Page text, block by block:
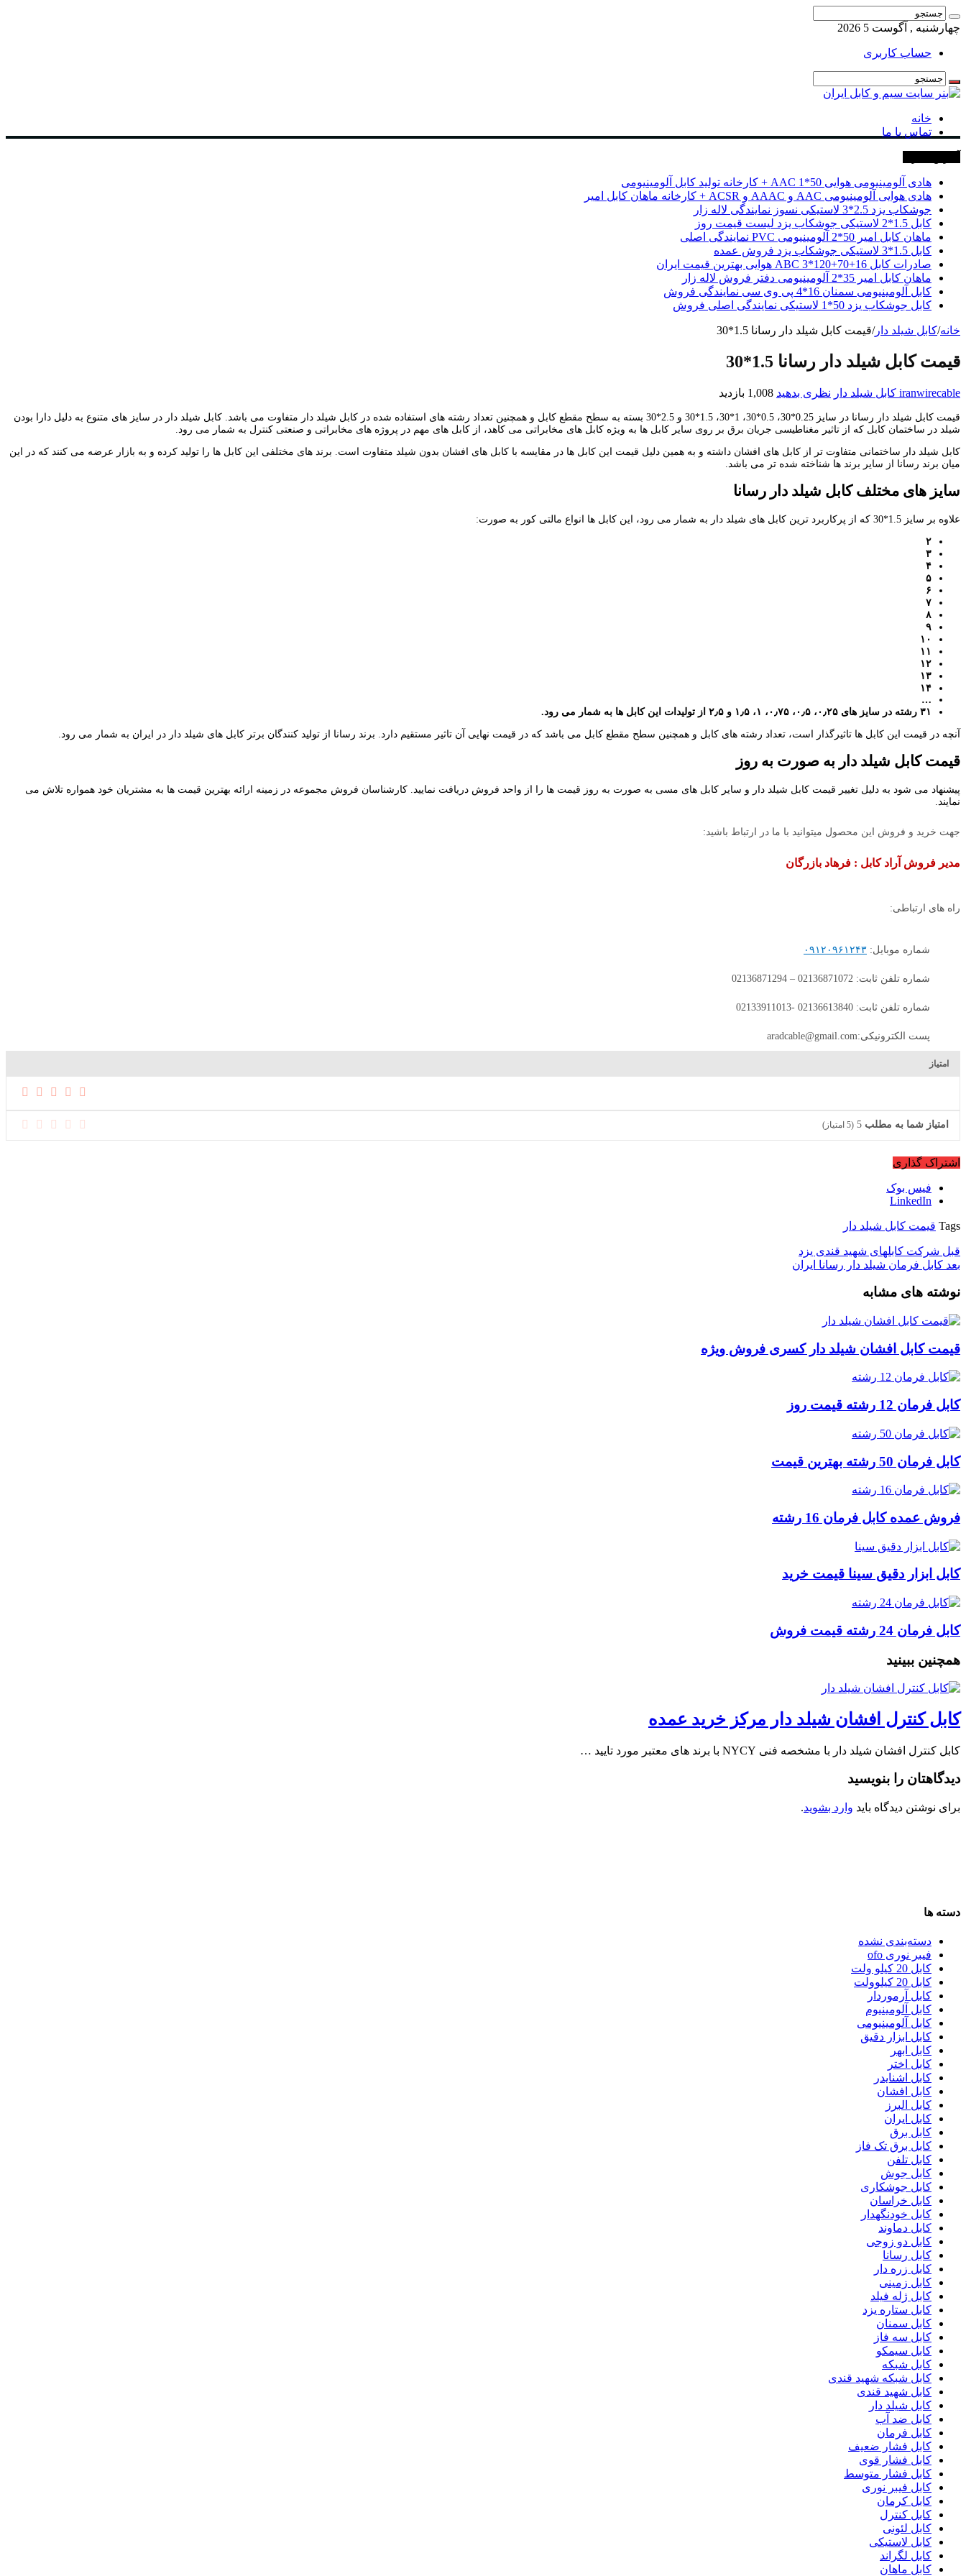
چهارشنبه , آگوست 5 2026
حساب کاربری
خانه
تماس با ما
هادی آلومینیومی هوایی 50*1 AAC + کارخانه تولید کابل آلومینیومی
هادی هوایی آلومینیومی AAC و AAAC و ACSR + کارخانه ماهان کابل امیر
جوشکاب یزد 2.5*3 لاستیکی نسوز نمایندگی لاله زار
کابل 1.5*2 لاستیکی جوشکاب یزد لیست قیمت روز
ماهان کابل امیر 50*2 آلومینیومی PVC نمایندگی اصلی
کابل 1.5*3 لاستیکی جوشکاب یزد فروش عمده
صادرات کابل 16+70+120*3 ABC هوایی بهترین قیمت ایران
ماهان کابل امیر 35*2 آلومینیومی دفتر فروش لاله زار
کابل آلومینیومی سمنان 16*4 پی وی سی نمایندگی فروش
کابل جوشکاب یزد 50*1 لاستیکی نمایندگی اصلی فروش
خانه/کابل شیلد دار/قیمت کابل شیلد دار رسانا 1.5*30
قیمت کابل شیلد دار رسانا 1.5*30
iranwirecable کابل شیلد دار نظری بدهید 1,008 بازدید
قیمت کابل شیلد دار رسانا در سایز 0.25*30، 0.5*30، 1*30، 1.5*30 و 2.5*30 بسته به سطح مقطع کابل و همچنین تعداد رشته های استفاده شده در کابل شیلد دار متفاوت می باشد. کابل شیلد دار در سایز های متنوع به دلیل دارا بودن
شیلد در ساختمان کابل که از تاثیر مغناطیسی جریان برق بر روی سایر کابل ها به ویژه کابل های مخابراتی می کاهد، از کابل های مهم در پروژه های مخابراتی و صنعتی کنترل به شمار می رود.
کابل شیلد دار ساختمانی متفاوت تر از کابل های افشان داشته و به همین دلیل قیمت این کابل ها در مقایسه با کابل های افشان بدون شیلد متفاوت است. برند های مختلفی این کابل ها را تولید کرده و به بازار عرضه می کنند که در این
میان برند رسانا از سایر برند ها شناخته شده تر می باشد.
سایز های مختلف کابل شیلد دار رسانا
علاوه بر سایز 1.5*30 که از پرکاربرد ترین کابل های شیلد دار به شمار می رود، این کابل ها انواع مالتی کور به صورت:
۲
۳
۴
۵
۶
۷
۸
۹
۱۰
۱۱
۱۲
۱۳
۱۴
…
۳۱ رشته در سایز های ۰٫۲۵، ۰٫۵، ۰٫۷۵، ۱، ۱٫۵ و ۲٫۵ از تولیدات این کابل ها به شمار می رود.
آنچه در قیمت این کابل ها تاثیرگذار است، تعداد رشته های کابل و همچنین سطح مقطع کابل می باشد که در قیمت نهایی آن تاثیر مستقیم دارد. برند رسانا از تولید کنندگان برتر کابل های شیلد دار در ایران به شمار می رود.
قیمت کابل شیلد دار به صورت به روز
پیشنهاد می شود به دلیل تغییر قیمت کابل شیلد دار و سایر کابل های مسی به صورت به روز قیمت ها را از واحد فروش دریافت نمایید. کارشناسان فروش مجموعه در زمینه ارائه بهترین قیمت ها به مشتریان خود همواره تلاش می
نمایند.
جهت خرید و فروش این محصول میتوانید با ما در ارتباط باشید:
مدیر فروش آراد کابل : فرهاد بازرگان
راه های ارتباطی:
شماره موبایل: ۰۹۱۲۰۹۶۱۲۴۳
شماره تلفن ثابت: 02136871072 – 02136871294
شماره تلفن ثابت: 02136613840 -02133911013
پست الکترونیکی:aradcable@gmail.com
امتیاز
امتیاز شما به مطلب 5
(
5 امتیاز)
اشتراک گذاری
فیس بوک
LinkedIn
Tags قیمت کابل شیلد دار
قبل شرکت کابلهای شهید قندی یزد
بعد کابل فرمان شیلد دار رسانا ایران
نوشته های مشابه
قیمت کابل افشان شیلد دار کسری فروش ویژه
کابل فرمان 12 رشته قیمت روز
کابل فرمان 50 رشته بهترین قیمت
فروش عمده کابل فرمان 16 رشته
کابل ابزار دقیق سینا قیمت خرید
کابل فرمان 24 رشته قیمت فروش
همچنین ببینید
کابل کنترل افشان شیلد دار مرکز خرید عمده
کابل کنترل افشان شیلد دار با مشخصه فنی NYCY با برند های معتبر مورد تایید …
دیدگاهتان را بنویسید
برای نوشتن دیدگاه باید وارد بشوید.
دسته ها
دسته‌بندی نشده
فیبر نوری ofo
کابل 20 کیلو ولت
کابل 20 کیلوولت
کابل آرموردار
کابل آلومینیوم
کابل آلومینیومی
کابل ابزار دقیق
کابل ابهر
کابل اختر
کابل اشنایدر
کابل افشان
کابل البرز
کابل ایران
کابل برق
کابل برق تک فاز
کابل تلفن
کابل جوش
کابل جوشکاری
کابل خراسان
کابل خودنگهدار
کابل دماوند
کابل دو زوجی
کابل رسانا
کابل زره دار
کابل زمینی
کابل ژله فیلد
کابل ستاره یزد
کابل سمنان
کابل سه فاز
کابل سیمکو
کابل شبکه
کابل شبکه شهید قندی
کابل شهید قندی
کابل شیلد دار
کابل ضد آب
کابل فرمان
کابل فشار ضعیف
کابل فشار قوی
کابل فشار متوسط
کابل فیبر نوری
کابل کرمان
کابل کنترل
کابل لئونی
کابل لاستیکی
کابل لگراند
کابل ماهان